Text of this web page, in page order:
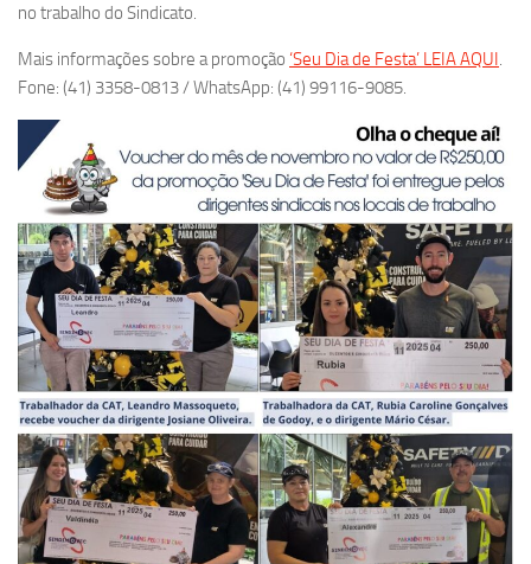
no trabalho do Sindicato.
Mais informações sobre a promoção ‘Seu Dia de Festa’ LEIA AQUI
Fone: (41) 3358-0813 / WhatsApp: (41) 99116-9085.